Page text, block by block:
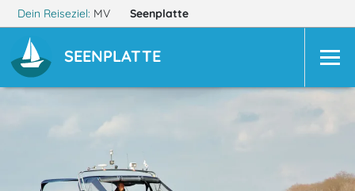
Dein Reiseziel: MV Seenplatte
SEENPLATTE